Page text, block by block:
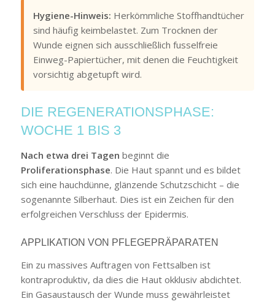
Hygiene-Hinweis: Herkömmliche Stoffhandtücher
sind häufig keimbelastet. Zum Trocknen der
Wunde eignen sich ausschließlich fusselfreie
Einweg-Papiertücher, mit denen die Feuchtigkeit
vorsichtig abgetupft wird.
DIE REGENERATIONSPHASE:
WOCHE 1 BIS 3
Nach etwa drei Tagen beginnt die
Proliferationsphase. Die Haut spannt und es bildet
sich eine hauchdünne, glänzende Schutzschicht – die
sogenannte Silberhaut. Dies ist ein Zeichen für den
erfolgreichen Verschluss der Epidermis.
APPLIKATION VON PFLEGEPRÄPARATEN
Ein zu massives Auftragen von Fettsalben ist
kontraproduktiv, da dies die Haut okklusiv abdichtet.
Ein Gasaustausch der Wunde muss gewährleistet